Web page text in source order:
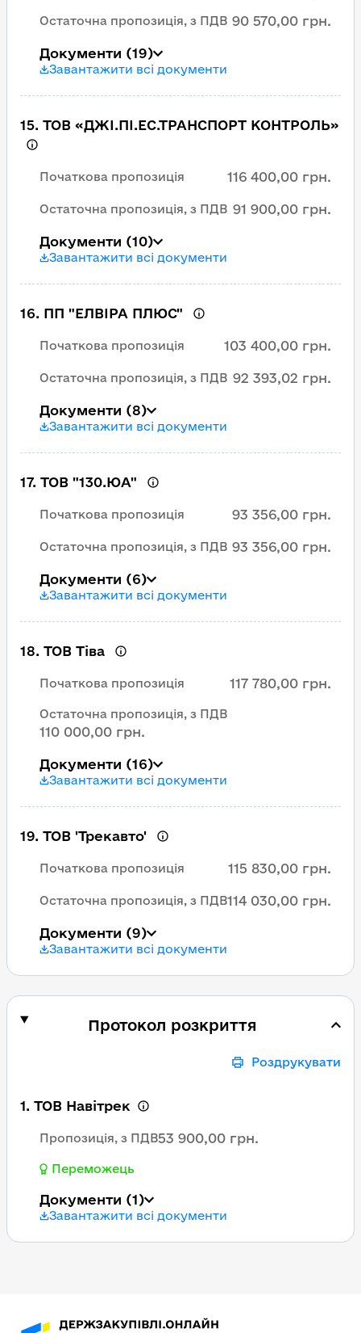
Остаточна пропозиція, з ПДВ 90 570,00 грн.
Документи (19)
Завантажити всі документи
15. ТОВ «ДЖІ.ПІ.ЕС.ТРАНСПОРТ КОНТРОЛЬ»
Початкова пропозиція 116 400,00 грн.
Остаточна пропозиція, з ПДВ 91 900,00 грн.
Документи (10)
Завантажити всі документи
16. ПП "ЕЛВІРА ПЛЮС"
Початкова пропозиція 103 400,00 грн.
Остаточна пропозиція, з ПДВ 92 393,02 грн.
Документи (8)
Завантажити всі документи
17. ТОВ "130.ЮА"
Початкова пропозиція 93 356,00 грн.
Остаточна пропозиція, з ПДВ 93 356,00 грн.
Документи (6)
Завантажити всі документи
18. ТОВ Тіва
Початкова пропозиція 117 780,00 грн.
Остаточна пропозиція, з ПДВ
110 000,00 грн.
Документи (16)
Завантажити всі документи
19. ТОВ 'Трекавто'
Початкова пропозиція 115 830,00 грн.
Остаточна пропозиція, з ПДВ114 030,00 грн.
Документи (9)
Завантажити всі документи
Протокол розкриття
Роздрукувати
1. ТОВ Навітрек
Пропозиція, з ПДВ53 900,00 грн.
Переможець
Документи (1)
Завантажити всі документи